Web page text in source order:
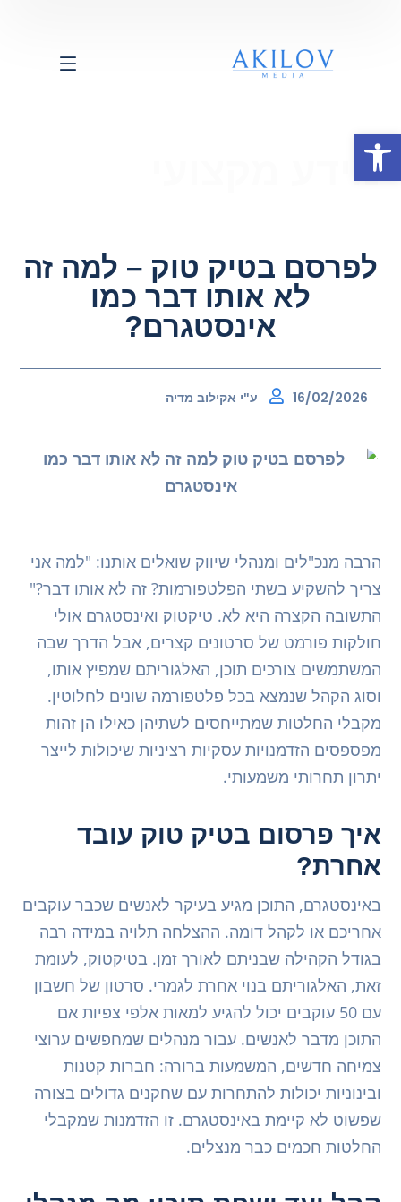
פתח סרגל נגישות
מידע מקצועי
לפרסם בטיק טוק – למה זה
לא אותו דבר כמו
אינסטגרם?
16/02/2026 ע"י אקילוב מדיה
הרבה מנכ"לים ומנהלי שיווק שואלים אותנו: "למה אני
צריך להשקיע בשתי הפלטפורמות? זה לא אותו דבר?"
התשובה הקצרה היא לא. טיקטוק ואינסטגרם אולי
חולקות פורמט של סרטונים קצרים, אבל הדרך שבה
המשתמשים צורכים תוכן, האלגוריתם שמפיץ אותו,
וסוג הקהל שנמצא בכל פלטפורמה שונים לחלוטין.
מקבלי החלטות שמתייחסים לשתיהן כאילו הן זהות
מפספסים הזדמנויות עסקיות רציניות שיכולות לייצר
יתרון תחרותי משמעותי.
איך פרסום בטיק טוק עובד
אחרת?
באינסטגרם, התוכן מגיע בעיקר לאנשים שכבר עוקבים
אחריכם או לקהל דומה. ההצלחה תלויה במידה רבה
בגודל הקהילה שבניתם לאורך זמן. בטיקטוק, לעומת
זאת, האלגוריתם בנוי אחרת לגמרי. סרטון של חשבון
עם 50 עוקבים יכול להגיע למאות אלפי צפיות אם
התוכן מדבר לאנשים. עבור מנהלים שמחפשים ערוצי
צמיחה חדשים, המשמעות ברורה: חברות קטנות
ובינוניות יכולות להתחרות עם שחקנים גדולים בצורה
שפשוט לא קיימת באינסטגרם. זו הזדמנות שמקבלי
החלטות חכמים כבר מנצלים.